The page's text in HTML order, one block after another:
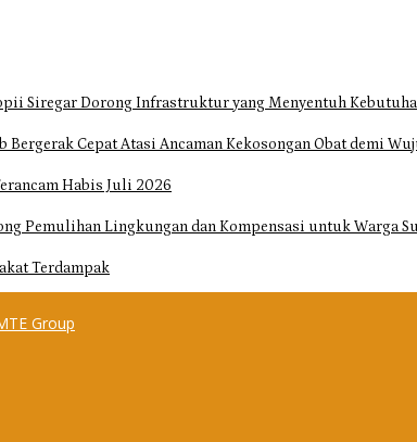
Siregar Dorong Infrastruktur yang Menyentuh
Cepat Atasi Ancaman Kekosongan Obat demi
Habis Juli 2026
Pemulihan Lingkungan dan Kompensasi untuk Warga
Terdampak
Group